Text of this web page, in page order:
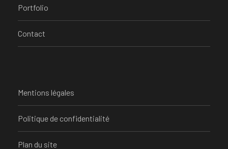
Portfolio
Contact
Mentions légales
Politique de confidentialité
Plan du site